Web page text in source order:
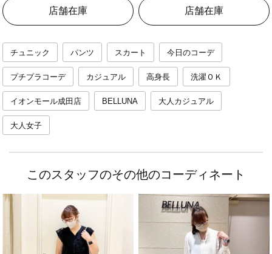
店舗在庫 店舗在庫
チュニック パンツ スカート 今日のコーデ
プチプラコーデ カジュアル 高身長 洗濯ＯＫ
イオンモール成田店 BELLUNA 大人カジュアル
大人女子
このスタッフのその他のコーディネート